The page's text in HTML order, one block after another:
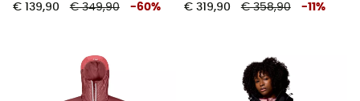
€ 139,90 € 349,90 -60% € 319,90 € 358,90 -11 %